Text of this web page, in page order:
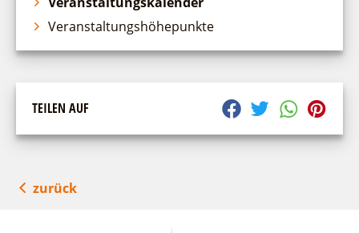
Veranstaltungshöhepunkte
TEILEN AUF
zurück